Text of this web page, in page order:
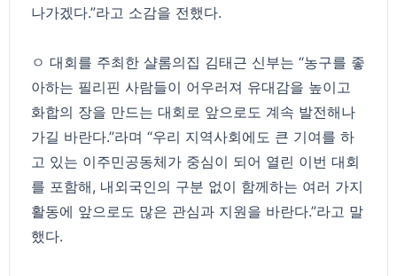
나가겠다.”라고 소감을 전했다.
ㅇ 대회를 주최한 샬롬의집 김태근 신부는 “농구를 좋
아하는 필리핀 사람들이 어우러져 유대감을 높이고
화합의 장을 만드는 대회로 앞으로도 계속 발전해나
가길 바란다.”라며 “우리 지역사회에도 큰 기여를 하
고 있는 이주민공동체가 중심이 되어 열린 이번 대회
를 포함해, 내외국인의 구분 없이 함께하는 여러 가지
활동에 앞으로도 많은 관심과 지원을 바란다.”라고 말
했다.